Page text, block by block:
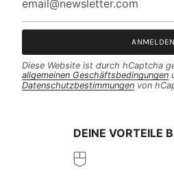
ANMELDEN
Diese Website ist durch hCaptcha
allgemeinen Geschäftsbedingungen
Datenschutzbestimmungen von
DEINE VORTEILE